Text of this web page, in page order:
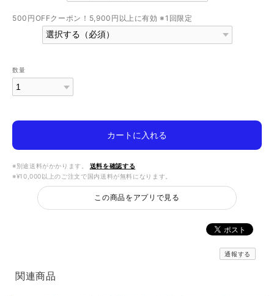
500円OFFクーポン！5,900円以上に有効 ※1回限定
数量
カートに入れる
※別途送料がかかります。
送料を確認する
※¥10,000以上のご注文で国内送料が無料になります。
この商品をアプリで見る
通報する
関連商品